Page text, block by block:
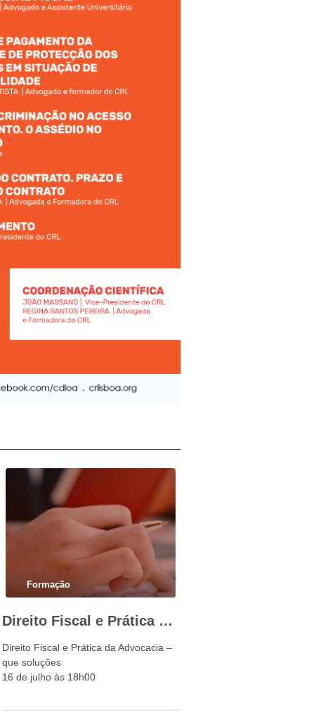
Formação
Direito Fiscal e Prática da Advocacia – que soluções
Direito Fiscal e Prática da Advocacia –
que soluções
16 de julho às 18h00